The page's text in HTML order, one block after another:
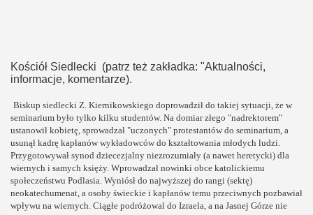
Kościół Siedlecki (patrz też zakładka: "Aktualności,
informacje, komentarze).
Biskup siedlecki Z. Kiernikowskiego doprowadził do takiej sytuacji, że w
seminarium było tylko kilku studentów. Na domiar złego "nadrektorem"
ustanowił kobietę, sprowadzał "uczonych" protestantów do seminarium, a
usunął kadrę kapłanów wykładowców do kształtowania młodych ludzi.
Przygotowywał synod dziecezjalny niezrozumiały (a nawet heretycki) dla
wiernych i samych księży. Wprowadzał nowinki obce katolickiemu
społeczeństwu Podlasia. Wyniósł do najwyższej do rangi (sektę)
neokatechumenat, a osoby świeckie i kapłanów temu przeciwnych pozbawiał
wpływu na wiernych. Ciągłe podróżowal do Izraela, a na Jasnej Górze nie